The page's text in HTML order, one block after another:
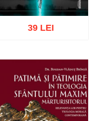
Adaugă în coș Wishlist
39 LEI